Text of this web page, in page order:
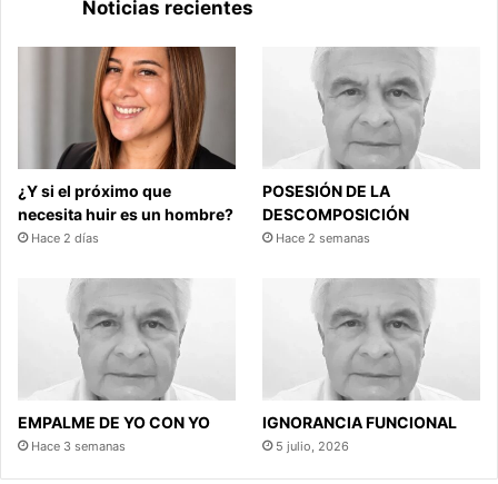
Noticias recientes
¿Y si el próximo que
necesita huir es un hombre?
Hace 2 días
POSESIÓN DE LA
DESCOMPOSICIÓN
Hace 2 semanas
EMPALME DE YO CON YO
Hace 3 semanas
IGNORANCIA FUNCIONAL
5 julio, 2026